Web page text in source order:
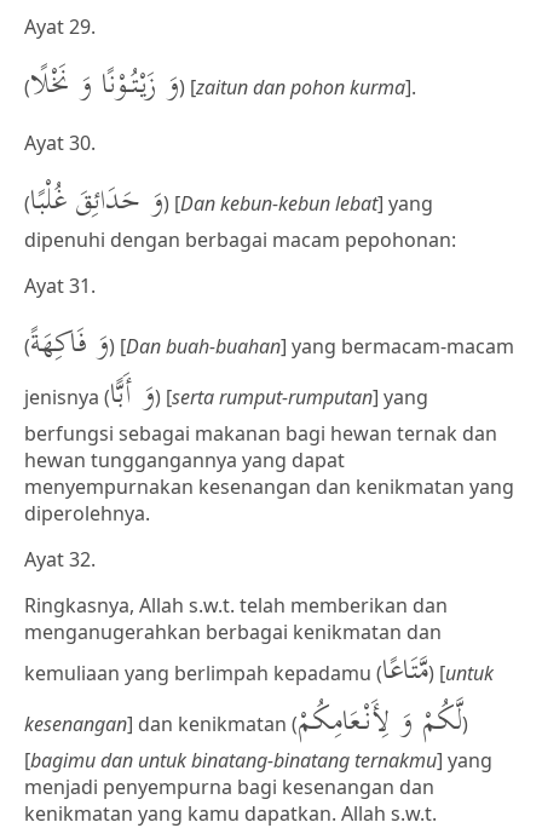
Ayat 29.
(وَ زَيْتُوْنًا وَ نَخْلًا) [zaitun dan pohon kurma].
Ayat 30.
(وَ حَدَائِقَ غُلْبًا) [Dan kebun-kebun lebat] yang
dipenuhi dengan berbagai macam pepohonan:
Ayat 31.
(وَ فَاكِهَةً) [Dan buah-buahan] yang bermacam-macam
jenisnya (وَ أَبًّا) [serta rumput-rumputan] yang
berfungsi sebagai makanan bagi hewan ternak dan
hewan tunggangannya yang dapat
menyempurnakan kesenangan dan kenikmatan yang
diperolehnya.
Ayat 32.
Ringkasnya, Allah s.w.t. telah memberikan dan
menganugerahkan berbagai kenikmatan dan
kemuliaan yang berlimpah kepadamu (مَّتَاعًا) [untuk
kesenangan] dan kenikmatan (لَّكُمْ وَ لِأَنْعَامِكُمْ)
[bagimu dan untuk binatang-binatang ternakmu] yang
menjadi penyempurna bagi kesenangan dan
kenikmatan yang kamu dapatkan. Allah s.w.t.